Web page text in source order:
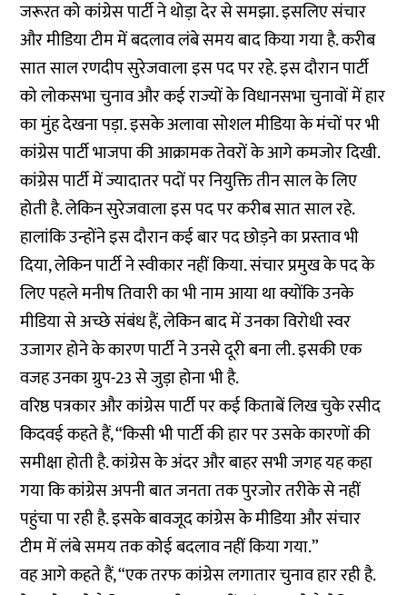
जरूरत को कांग्रेस पार्टी ने थोड़ा देर से समझा. इसलिए संचार
और मीडिया टीम में बदलाव लंबे समय बाद किया गया है. करीब
सात साल रणदीप सुरेजवाला इस पद पर रहे. इस दौरान पार्टी
को लोकसभा चुनाव और कई राज्यों के विधानसभा चुनावों में हार
का मुंह देखना पड़ा. इसके अलावा सोशल मीडिया के मंचों पर भी
कांग्रेस पार्टी भाजपा की आक्रामक तेवरों के आगे कमजोर दिखी.
कांग्रेस पार्टी में ज्यादातर पदों पर नियुक्ति तीन साल के लिए
होती है. लेकिन सुरेजवाला इस पद पर करीब सात साल रहे.
हालांकि उन्होंने इस दौरान कई बार पद छोड़ने का प्रस्ताव भी
दिया, लेकिन पार्टी ने स्वीकार नहीं किया. संचार प्रमुख के पद के
लिए पहले मनीष तिवारी का भी नाम आया था क्योंकि उनके
मीडिया से अच्छे संबंध हैं, लेकिन बाद में उनका विरोधी स्वर
उजागर होने के कारण पार्टी ने उनसे दूरी बना ली. इसकी एक
वजह उनका ग्रुप-23 से जुड़ा होना भी है.
वरिष्ठ पत्रकार और कांग्रेस पार्टी पर कई किताबें लिख चुके रसीद
किदवई कहते हैं, “किसी भी पार्टी की हार पर उसके कारणों की
समीक्षा होती है. कांग्रेस के अंदर और बाहर सभी जगह यह कहा
गया कि कांग्रेस अपनी बात जनता तक पुरजोर तरीके से नहीं
पहुंचा पा रही है. इसके बावजूद कांग्रेस के मीडिया और संचार
टीम में लंबे समय तक कोई बदलाव नहीं किया गया.”
वह आगे कहते हैं, “एक तरफ कांग्रेस लगातार चुनाव हार रही है.